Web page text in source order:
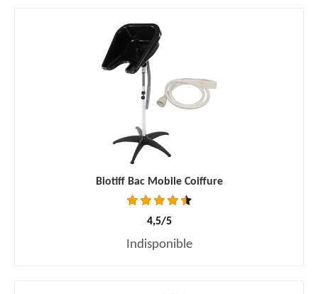
Biotiff Bac Mobile Coiffure
4,5/5
Indisponible